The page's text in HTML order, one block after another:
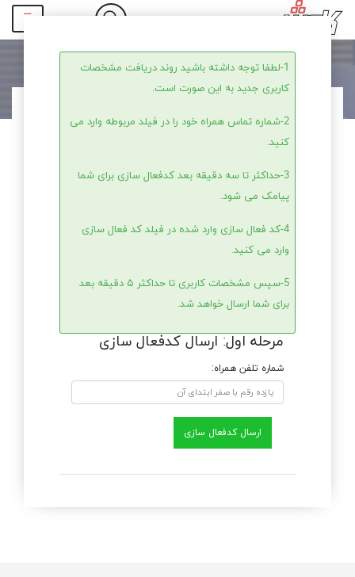
☰
1-لطفا توجه داشته باشید روند دریافت مشخصات
کاربری جدید به این صورت است.
2-شماره تماس همراه خود را در فیلد مربوطه وارد می
کنید.
3-حداکثر تا سه دقیقه بعد کدفعال سازی برای شما
پیامک می شود.
4-کد فعال سازی وارد شده در فیلد کد فعال سازی
وارد می کنید.
5-سپس مشخصات کاربری تا حداکثر ۵ دقیقه بعد
برای شما ارسال خواهد شد.
مرحله اول: ارسال کدفعال سازی
شماره تلفن همراه:
ارسال کدفعال سازی